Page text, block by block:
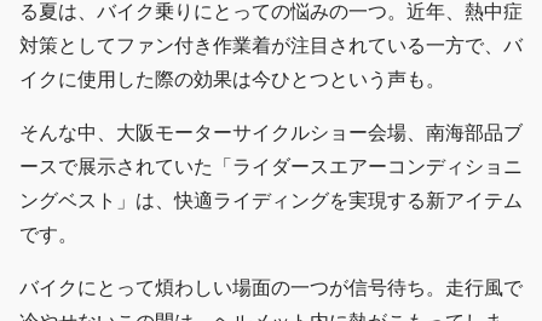
る夏は、バイク乗りにとっての悩みの一つ。近年、熱中症
対策としてファン付き作業着が注目されている一方で、バ
イクに使用した際の効果は今ひとつという声も。
そんな中、大阪モーターサイクルショー会場、南海部品ブ
ースで展示されていた「ライダースエアーコンディショニ
ングベスト」は、快適ライディングを実現する新アイテム
です。
バイクにとって煩わしい場面の一つが信号待ち。走行風で